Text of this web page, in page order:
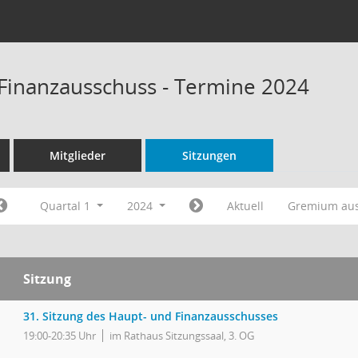
- Termine 2024
Mitglieder Sitzungen
Quartal 1 2024 Aktuell Gremium
Sitzung
31. Sitzung des Haupt- und Finanzausschusses
19:00-20:35 Uhr im Rathaus Sitzungssaal, 3. OG